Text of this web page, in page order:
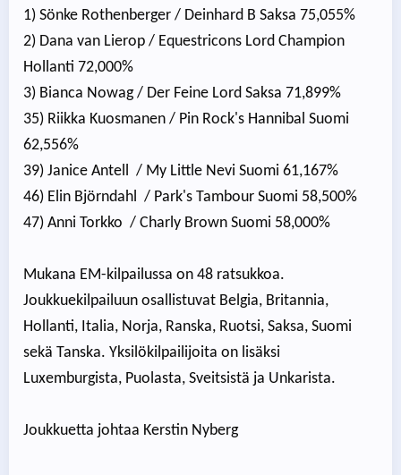
1) Sönke Rothenberger / Deinhard B Saksa 75,055%
2) Dana van Lierop / Equestricons Lord Champion
Hollanti 72,000%
3) Bianca Nowag / Der Feine Lord Saksa 71,899%
35) Riikka Kuosmanen / Pin Rock's Hannibal Suomi
62,556%
39) Janice Antell / My Little Nevi Suomi 61,167%
46) Elin Björndahl / Park's Tambour Suomi 58,500%
47) Anni Torkko / Charly Brown Suomi 58,000%
Mukana EM-kilpailussa on 48 ratsukkoa.
Joukkuekilpailuun osallistuvat Belgia, Britannia,
Hollanti, Italia, Norja, Ranska, Ruotsi, Saksa, Suomi
sekä Tanska. Yksilökilpailijoita on lisäksi
Luxemburgista, Puolasta, Sveitsistä ja Unkarista.
Joukkuetta johtaa Kerstin Nyberg